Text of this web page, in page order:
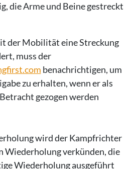
die Arme und Beine gestreckt
der Mobilität eine Streckung
muss der
benachrichtigen, um
zu erhalten, wenn er als
gezogen werden
wird der Kampfrichter
Wiederholung verkünden, die
Wiederholung ausgeführt